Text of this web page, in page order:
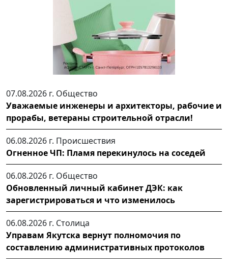
07.08.2026 г. Общество
Уважаемые инженеры и архитекторы, рабочие и
прорабы, ветераны строительной отрасли!
06.08.2026 г. Происшествия
Огненное ЧП: Пламя перекинулось на соседей
06.08.2026 г. Общество
Обновленный личный кабинет ДЭК: как
зарегистрироваться и что изменилось
06.08.2026 г. Столица
Управам Якутска вернут полномочия по
составлению административных протоколов